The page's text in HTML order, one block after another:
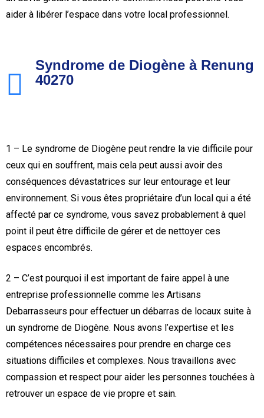
aider à libérer l’espace dans votre local professionnel.
Syndrome de Diogène à Renung
40270
1 – Le syndrome de Diogène peut rendre la vie difficile pour
ceux qui en souffrent, mais cela peut aussi avoir des
conséquences dévastatrices sur leur entourage et leur
environnement. Si vous êtes propriétaire d’un local qui a été
affecté par ce syndrome, vous savez probablement à quel
point il peut être difficile de gérer et de nettoyer ces
espaces encombrés.
2 – C’est pourquoi il est important de faire appel à une
entreprise professionnelle comme les Artisans
Debarrasseurs pour effectuer un débarras de locaux suite à
un syndrome de Diogène. Nous avons l’expertise et les
compétences nécessaires pour prendre en charge ces
situations difficiles et complexes. Nous travaillons avec
compassion et respect pour aider les personnes touchées à
retrouver un espace de vie propre et sain.